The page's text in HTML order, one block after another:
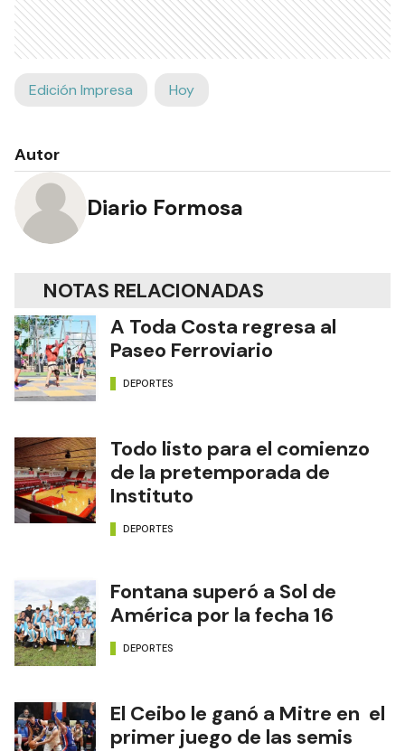
Edición Impresa Hoy
Autor
Diario Formosa
NOTAS RELACIONADAS
A Toda Costa regresa al
Paseo Ferroviario
DEPORTES
Todo listo para el comienzo
de la pretemporada de
Instituto
DEPORTES
Fontana superó a Sol de
América por la fecha 16
DEPORTES
El Ceibo le ganó a Mitre en el
primer juego de las semis